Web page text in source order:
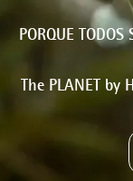
PORQUE
The PLANET